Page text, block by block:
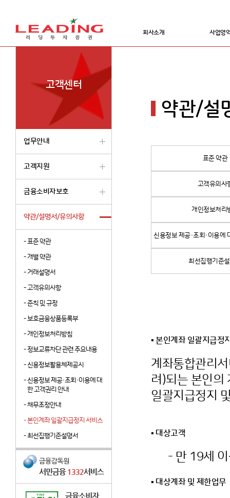
회사소개 사업영
고객센터
업무안내
고객지원
금융소비자보호
약관/설명서/유의사항
-표준 약관
-개별 약관
- 거래설명서
-고객유의사항
-준칙 및 규정
-보호금융상품등록부
-개인정보처리방침
-정보교류차단 관련 주요내용
-신용정보활용체제공시
-신용정보 제공·조회·이용에 대
한 고객권리 안내
-채무조정안내
-본인계좌 일괄지급정지 서비스
-최선집행기준설명서
약관/설
표준 약관
고객유의사
개인정보처리
신용정보 제공·조회·이용에
최선집행기준
▪ 본인계좌 일괄지급정
계좌통합관리
려)되는 본인의
일괄지급정지
▪ 대상고객
- 만 19세 이
▪ 대상계좌 및 제한업무